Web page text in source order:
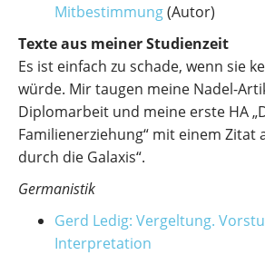
Mitbestimmung(Autor)
Texte aus meiner Studienzeit
Es ist einfach zu schade, wenn sie
würde. Mir taugen meine Nadel-
Diplomarbeit und meine erste HA
Familienerziehung“ mit einem Zitat
durch die Galaxis“.
Germanistik
Gerd Ledig: Vergeltung.
Interpretation